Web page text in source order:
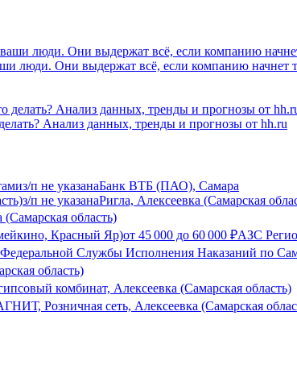
люди. Они выдержат всё, если компанию начнет
Анализ данных, тренды и прогнозы от hh.ru
з/п не указанаБанк ВТБ (ПАО), Самара
з/п не указанаРигла, Алексеевка (Самарская
область)
Красный Яр)от 45 000 до 60 000 ₽АЗС
Службы Исполнения Наказаний по
область)
комбинат, Алексеевка (Самарская область)
Розничная сеть, Алексеевка (Самарская